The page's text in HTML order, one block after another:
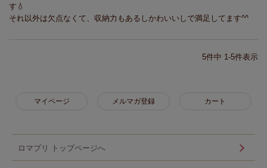
す💧
それ以外は欠点なくて、収納力もあるしかわいいしで満足してます^^
5件中 1-5件表示
マイページ メルマガ登録 カート
ロマプリ トップページへ